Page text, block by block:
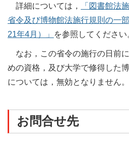
詳細については，
「図書館法
省令及び博物館法施行規則の一
21年4月）」
を参照してください
なお，この省令の施行の日前
めの資格，及び大学で修得した
については，無効となりません。
お問合せ先